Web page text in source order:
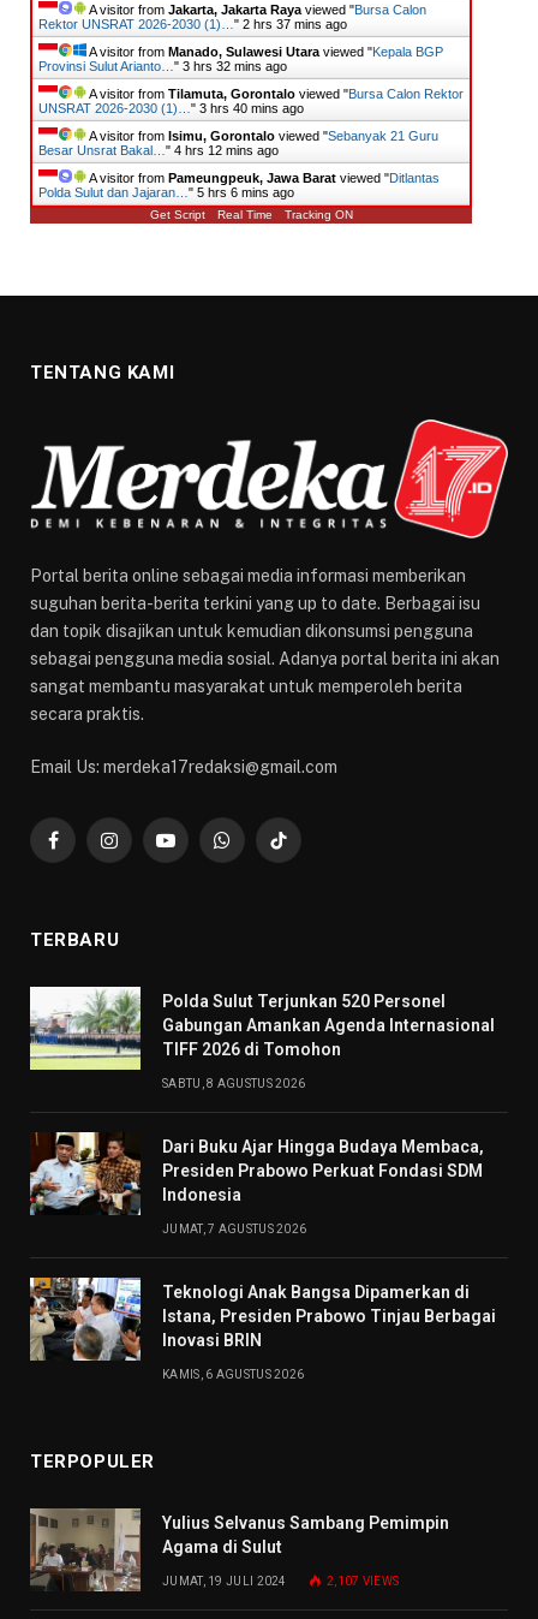
A visitor from Jakarta, Jakarta Raya viewed "Bursa Calon
Rektor UNSRAT 2026-2030 (1)… " 2 hrs 37 mins ago
A visitor from Manado, Sulawesi Utara viewed "Kepala BGP
Provinsi Sulut Arianto… " 3 hrs 32 mins ago
A visitor from Tilamuta, Gorontalo viewed "Bursa Calon Rektor
UNSRAT 2026-2030 (1)… " 3 hrs 40 mins ago
A visitor from Isimu, Gorontalo viewed "Sebanyak 21 Guru
Besar Unsrat Bakal… " 4 hrs 12 mins ago
A visitor from Pameungpeuk, Jawa Barat viewed "Ditlantas
Polda Sulut dan Jajaran… " 5 hrs 6 mins ago
Get Script Real Time Tracking ON
TENTANG KAMI
Portal berita online sebagai media informasi memberikan
suguhan berita-berita terkini yang up to date. Berbagai isu
dan topik disajikan untuk kemudian dikonsumsi pengguna
sebagai pengguna media sosial. Adanya portal berita ini akan
sangat membantu masyarakat untuk memperoleh berita
secara praktis.
Email Us: merdeka17redaksi@gmail.com
FacebookInstagramYouTubeWhatsAppTikTok
TERBARU
​Polda Sulut Terjunkan 520 Personel
Gabungan Amankan Agenda Internasional
TIFF 2026 di Tomohon
SABTU, 8 AGUSTUS 2026
Dari Buku Ajar Hingga Budaya Membaca,
Presiden Prabowo Perkuat Fondasi SDM
Indonesia
JUMAT, 7 AGUSTUS 2026
Teknologi Anak Bangsa Dipamerkan di
Istana, Presiden Prabowo Tinjau Berbagai
Inovasi BRIN
KAMIS, 6 AGUSTUS 2026
TERPOPULER
Yulius Selvanus Sambang Pemimpin
Agama di Sulut
JUMAT, 19 JULI 2024 2,107 VIEWS